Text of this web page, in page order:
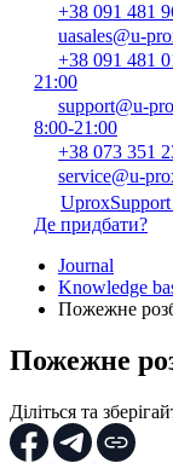
+38 091 481
uasales@u-
+38 091 481
21:00
support@u-
8:00-21:00
+38 073 351
service@u-
Де придбати?
Journal
Knowledge
Пожежне
Пожежне
Діліться та